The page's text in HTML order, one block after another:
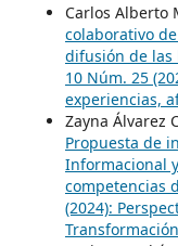
Carlos Alberto
colaborativo
difusión de
10 Núm. 25
experiencias,
Zayna Álvarez
Propuesta de
Informacional
competencias
(2024):